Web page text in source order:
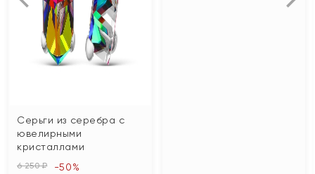
Серьги из серебра с
ювелирными
кристаллами
6 250 ₽ -50%